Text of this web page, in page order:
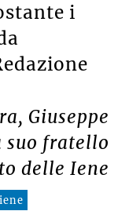
i
Giuseppe
suo fratello
delle Iene
iene